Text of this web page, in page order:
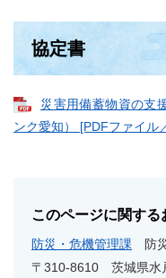
協定書
災害用備蓄物資の支
ンク愛知） [PDFファイル
このページに関する
防災・危機管理課
防
〒310-8610
茨城県水